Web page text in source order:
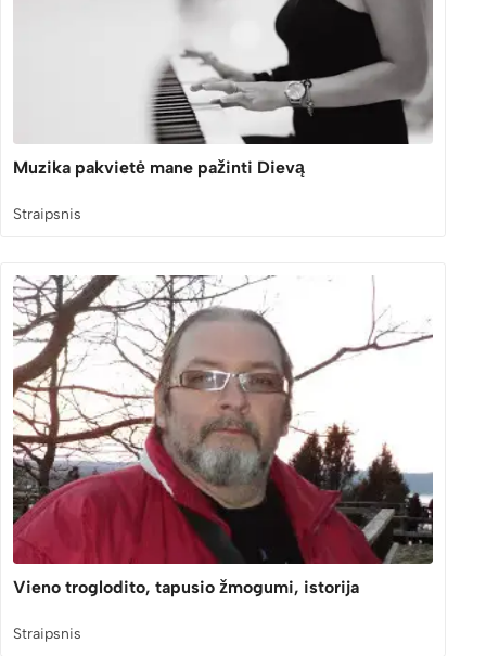
Muzika pakvietė mane pažinti Dievą
Straipsnis
Vieno troglodito, tapusio žmogumi, istorija
Straipsnis